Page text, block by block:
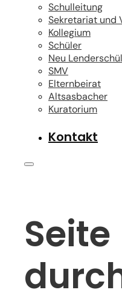
Schulleitung
Sekretariat und
Kollegium
Schüler
Neu
SMV
Elternbeirat
Altsasbacher
Kuratorium
Kontakt
Seite